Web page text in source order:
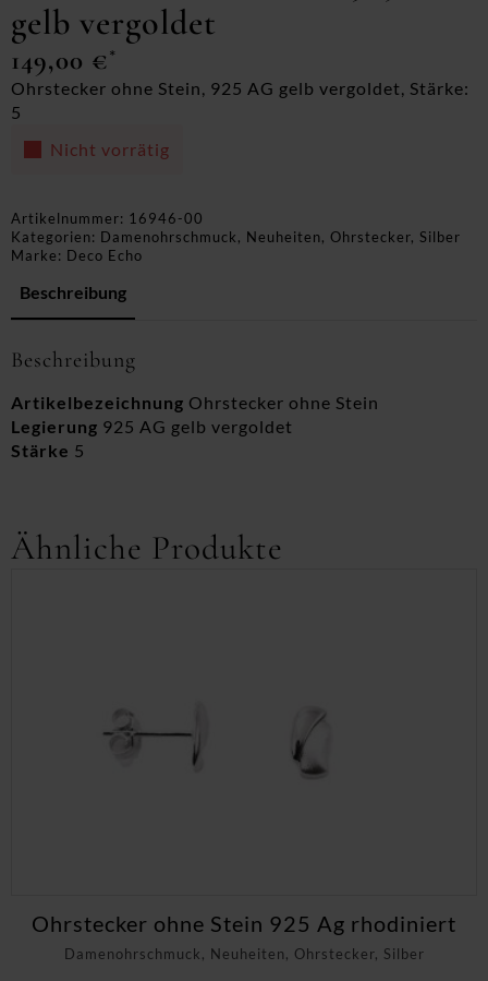
gelb vergoldet
149,00 €*
Ohrstecker ohne Stein, 925 AG gelb vergoldet, Stärke:
5
Nicht vorrätig
Artikelnummer: 16946-00
Kategorien: Damenohrschmuck, Neuheiten, Ohrstecker, Silber
Marke: Deco Echo
Beschreibung
Beschreibung
Artikelbezeichnung Ohrstecker ohne Stein
Legierung 925 AG gelb vergoldet
Stärke 5
Ähnliche Produkte
Damenohrschmuck, Neuheiten, Ohrstecker, Silber
Ohrstecker ohne Stein 925 Ag rhodiniert